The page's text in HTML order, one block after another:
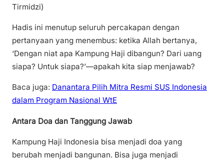
Tirmidzi)
Hadis ini menutup seluruh percakapan dengan
pertanyaan yang menembus: ketika Allah bertanya,
‘Dengan niat apa Kampung Haji dibangun? Dari uang
siapa? Untuk siapa?’—apakah kita siap menjawab?
Baca juga: Danantara Pilih Mitra Resmi SUS Indonesia
dalam Program Nasional WtE
Antara Doa dan Tanggung Jawab
Kampung Haji Indonesia bisa menjadi doa yang
berubah menjadi bangunan. Bisa juga menjadi